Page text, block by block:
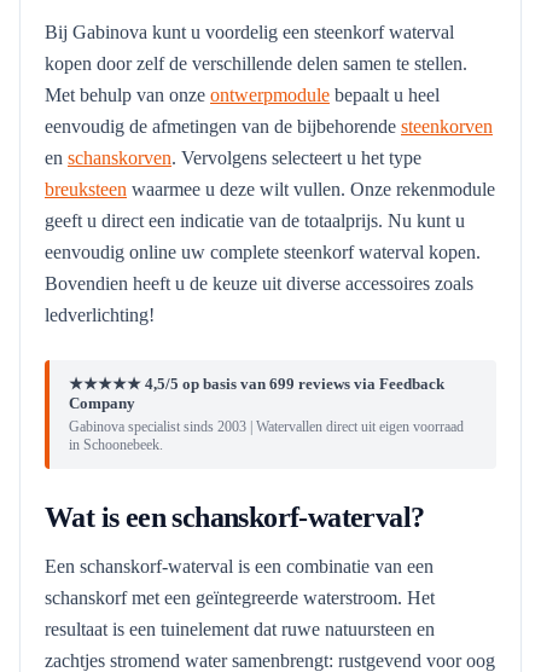
Bij Gabinova kunt u voordelig een steenkorf waterval
kopen door zelf de verschillende delen samen te stellen.
Met behulp van onze ontwerpmodule bepaalt u heel
eenvoudig de afmetingen van de bijbehorende steenkorven
en schanskorven. Vervolgens selecteert u het type
breuksteen waarmee u deze wilt vullen. Onze rekenmodule
geeft u direct een indicatie van de totaalprijs. Nu kunt u
eenvoudig online uw complete steenkorf waterval kopen.
Bovendien heeft u de keuze uit diverse accessoires zoals
ledverlichting!
★★★★★ 4,5/5 op basis van 699 reviews via Feedback
Company
Gabinova specialist sinds 2003 | Watervallen direct uit eigen voorraad
in Schoonebeek.
Wat is een schanskorf-waterval?
Een schanskorf-waterval is een combinatie van een
schanskorf met een geïntegreerde waterstroom. Het
resultaat is een tuinelement dat ruwe natuursteen en
zachtjes stromend water samenbrengt: rustgevend voor oog